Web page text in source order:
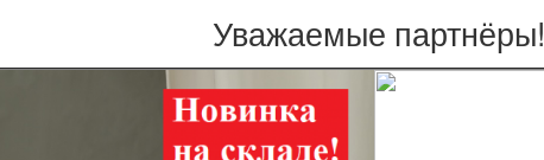
Уважаемые партнёры!